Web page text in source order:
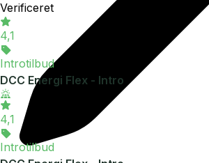
Verificeret
4,1
Introtilbud
DCC Energi Flex - Intro
4,1
Introtilbud